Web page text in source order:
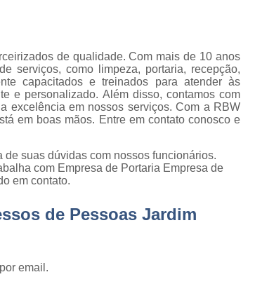
Empresa
Empresa
Empresa de Jardinagem
Empresa de Conservação e
Empresa de Limpeza e
Empresa de Soluções em
de qualidade. Com mais de 10 anos
serviços, como limpeza, portaria, recepção,
capacitados e treinados para atender às
e personalizado. Além disso, contamos com
excelência em nossos serviços. Com a RBW
em boas mãos. Entre em contato conosco e
suas dúvidas com nossos funcionários.
com Empresa de Portaria Empresa de
em contato.
de Pessoas Jardim
email.